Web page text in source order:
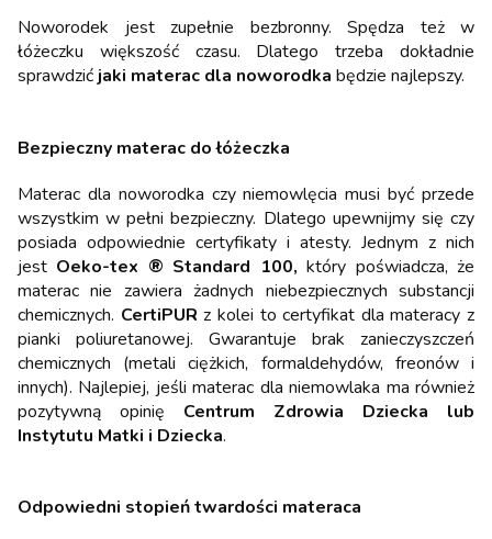
Noworodek jest zupełnie bezbronny. Spędza też w
łóżeczku większość czasu. Dlatego trzeba dokładnie
sprawdzić jaki materac dla noworodka będzie najlepszy.
Bezpieczny materac do łóżeczka
Materac dla noworodka czy niemowlęcia musi być przede
wszystkim w pełni bezpieczny. Dlatego upewnijmy się czy
posiada odpowiednie certyfikaty i atesty. Jednym z nich
jest Oeko-tex ® Standard 100, który poświadcza, że
materac nie zawiera żadnych niebezpiecznych substancji
chemicznych. CertiPUR z kolei to certyfikat dla materacy z
pianki poliuretanowej. Gwarantuje brak zanieczyszczeń
chemicznych (metali ciężkich, formaldehydów, freonów i
innych). Najlepiej, jeśli materac dla niemowlaka ma również
pozytywną opinię Centrum Zdrowia Dziecka lub
Instytutu Matki i Dziecka.
Odpowiedni stopień twardości materaca